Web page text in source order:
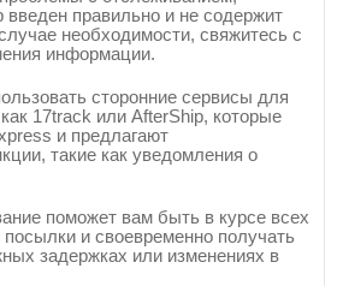
введен правильно и не содержит
необходимости, свяжитесь с
информации.
сторонние сервисы для
17track или AfterShip, которые
и предлагают
такие как уведомления о
поможет вам быть в курсе всех
и своевременно получать
задержках или изменениях в